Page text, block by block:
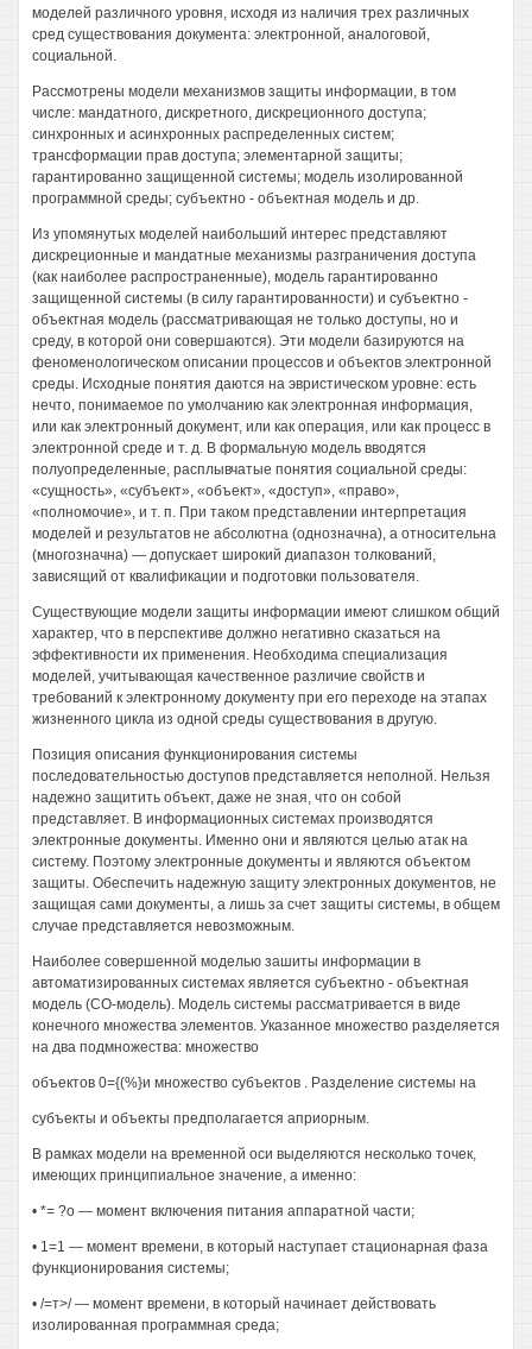
моделей различного уровня, исходя из наличия трех различных
сред существования документа: электронной, аналоговой,
социальной.
Рассмотрены модели механизмов защиты информации, в том
числе: мандатного, дискретного, дискреционного доступа;
синхронных и асинхронных распределенных систем;
трансформации прав доступа; элементарной защиты;
гарантированно защищенной системы; модель изолированной
программной среды; субъектно - объектная модель и др.
Из упомянутых моделей наибольший интерес представляют
дискреционные и мандатные механизмы разграничения доступа
(как наиболее распространенные), модель гарантированно
защищенной системы (в силу гарантированности) и субъектно -
объектная модель (рассматривающая не только доступы, но и
среду, в которой они совершаются). Эти модели базируются на
феноменологическом описании процессов и объектов электронной
среды. Исходные понятия даются на эвристическом уровне: есть
нечто, понимаемое по умолчанию как электронная информация,
или как электронный документ, или как операция, или как процесс в
электронной среде и т. д. В формальную модель вводятся
полуопределенные, расплывчатые понятия социальной среды:
«сущность», «субъект», «объект», «доступ», «право»,
«полномочие», и т. п. При таком представлении интерпретация
моделей и результатов не абсолютна (однозначна), а относительна
(многозначна) — допускает широкий диапазон толкований,
зависящий от квалификации и подготовки пользователя.
Существующие модели защиты информации имеют слишком общий
характер, что в перспективе должно негативно сказаться на
эффективности их применения. Необходима специализация
моделей, учитывающая качественное различие свойств и
требований к электронному документу при его переходе на этапах
жизненного цикла из одной среды существования в другую.
Позиция описания функционирования системы
последовательностью доступов представляется неполной. Нельзя
надежно защитить объект, даже не зная, что он собой
представляет. В информационных системах производятся
электронные документы. Именно они и являются целью атак на
систему. Поэтому электронные документы и являются объектом
защиты. Обеспечить надежную защиту электронных документов, не
защищая сами документы, а лишь за счет защиты системы, в общем
случае представляется невозможным.
Наиболее совершенной моделью зашиты информации в
автоматизированных системах является субъектно - объектная
модель (СО-модель). Модель системы рассматривается в виде
конечного множества элементов. Указанное множество разделяется
на два подмножества: множество
объектов 0={(%}и множество субъектов . Разделение системы на
субъекты и объекты предполагается априорным.
В рамках модели на временной оси выделяются несколько точек,
имеющих принципиальное значение, а именно:
• *= ?о — момент включения питания аппаратной части;
• 1=1 — момент времени, в который наступает стационарная фаза
функционирования системы;
• /=т>/ — момент времени, в который начинает действовать
изолированная программная среда;